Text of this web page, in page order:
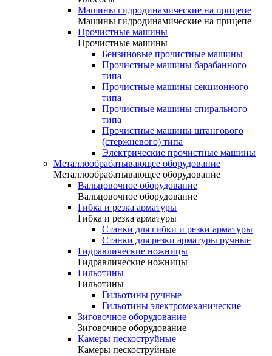
Машины гидродинамические на прицепе
Машины гидродинамические на прицепе
Прочистные машины
Прочистные машины
Бензиновые прочистные машины
Прочистные машины барабанного
типа
Прочистные машины секционного
типа
Прочистные машины спирального
типа
Прочистные машины штангового
(стержневого) типа
Электрические прочистные машины
Металлообрабатывающее оборудование
Металлообрабатывающее оборудование
Вальцовочное оборудование
Вальцовочное оборудование
Гибка и резка арматуры
Гибка и резка арматуры
Станки для гибки и резки арматуры
Станки для резки арматуры ручные
Гидравлические ножницы
Гидравлические ножницы
Гильотины
Гильотины
Гильотины ручные
Гильотины электромеханические
Зиговочное оборудование
Зиговочное оборудование
Камеры пескоструйные
Камеры пескоструйные